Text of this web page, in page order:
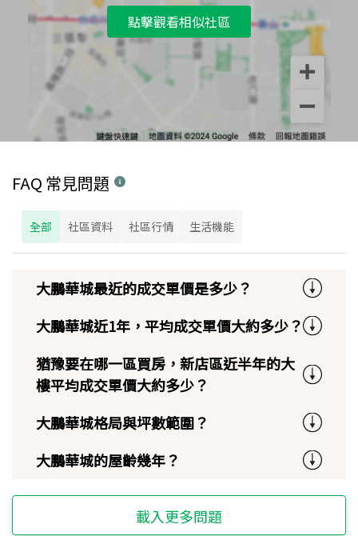
點擊觀看相似社區
FAQ 常見問題
全部 社區資料 社區行情 生活機能
大鵬華城最近的成交單價是多少？
大鵬華城近1年，平均成交單價大約多少？
猶豫要在哪一區買房，新店區近半年的大
樓平均成交單價大約多少？
大鵬華城格局與坪數範圍？
大鵬華城的屋齡幾年？
載入更多問題